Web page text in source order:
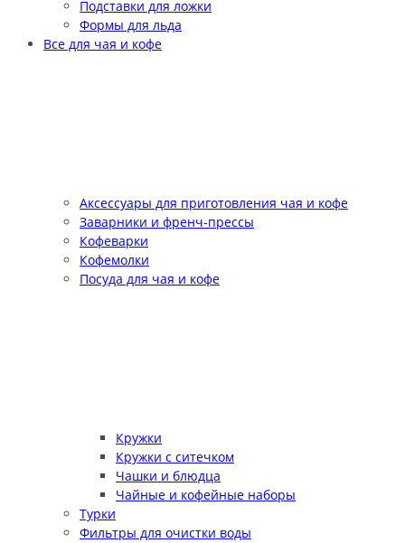
Подставки для ложки
Формы для льда
Все для чая и кофе
Аксессуары для приготовления чая и кофе
Заварники и френч-прессы
Кофеварки
Кофемолки
Посуда для чая и кофе
Кружки
Кружки с ситечком
Чашки и блюдца
Чайные и кофейные наборы
Турки
Фильтры для очистки воды